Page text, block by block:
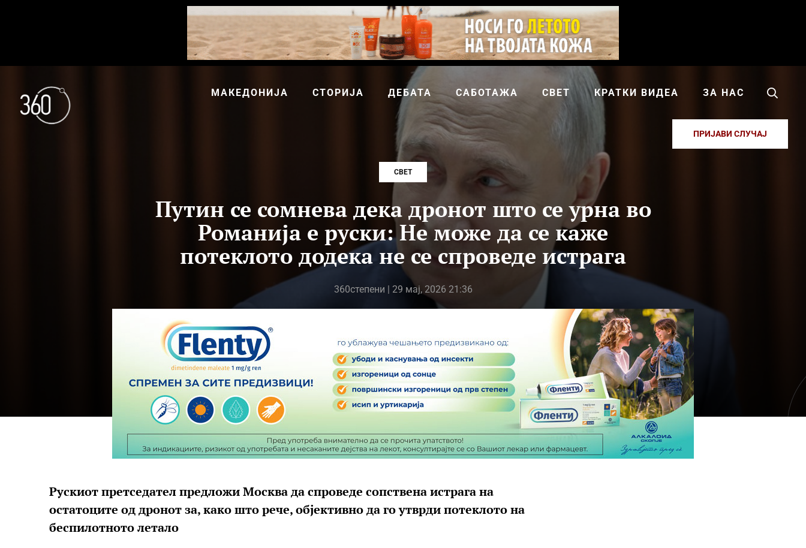
МАКЕДОНИЈА СТОРИЈА ДЕБАТА САБОТАЖА СВЕТ КРАТКИ ВИДЕА ЗА НАС
ПРИЈАВИ СЛУЧАЈ
СВЕТ
Путин се сомнева дека дронот што се урна во
Романија е руски: Не може да се каже
потеклото додека не се спроведе истрага
360степени | 29 мај, 2026 21:36
Рускиот претседател предложи Москва да спроведе сопствена истрага на
остатоците од дронот за, како што рече, објективно да го утврди потеклото на
беспилотното летало